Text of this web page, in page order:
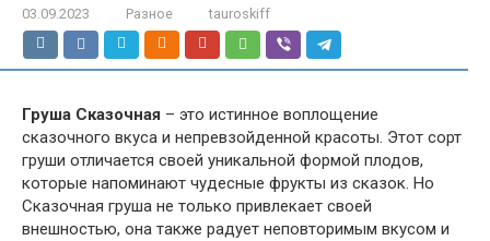
03.09.2023 Разное tauroskiff
Груша Сказочная – это истинное воплощение
сказочного вкуса и непревзойденной красоты. Этот сорт
груши отличается своей уникальной формой плодов,
которые напоминают чудесные фрукты из сказок. Но
Сказочная груша не только привлекает своей
внешностью, она также радует неповторимым вкусом и